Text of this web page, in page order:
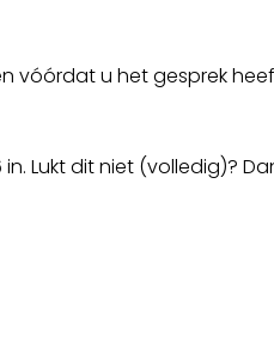
vóórdat u het gesprek
Lukt dit niet (volledig)?